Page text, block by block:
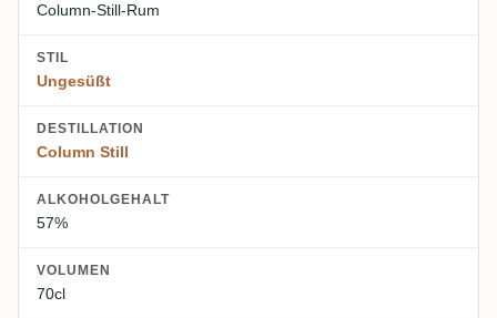
Column-Still-Rum
STIL
Ungesüßt
DESTILLATION
Column Still
ALKOHOLGEHALT
57%
VOLUMEN
70cl